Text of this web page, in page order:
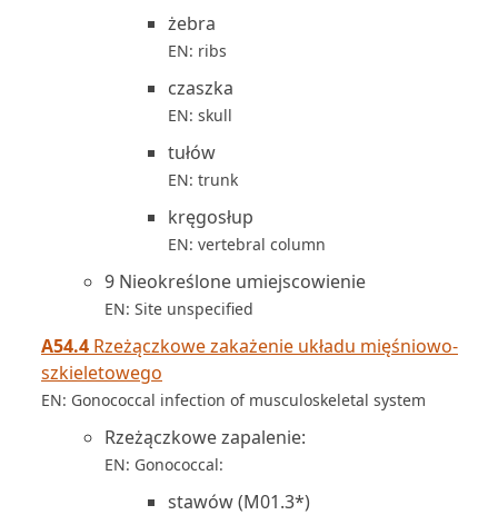
żebra
EN: ribs
czaszka
EN: skull
tułów
EN: trunk
kręgosłup
EN: vertebral column
9 Nieokreślone umiejscowienie
EN: Site unspecified
A54.4 Rzeżączkowe zakażenie układu mięśniowo-
szkieletowego
EN: Gonococcal infection of musculoskeletal system
Rzeżączkowe zapalenie:
EN: Gonococcal:
stawów (M01.3*)